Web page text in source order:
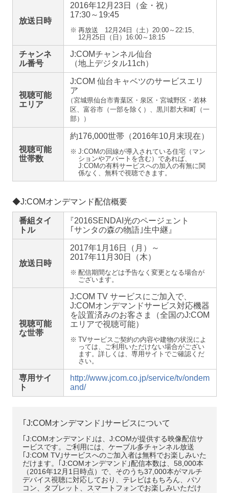
放送日時
2016年12月23日（金・祝）
17:30～19:45
※ 再放送 12月24日（土）20:00～22:15、
12月25日（日）16:00～18:15
チャンネ
ル番号
J:COMチャンネル仙台
（地上デジタル11ch）
視聴可能
エリア
J:COM 仙台キャベツのサービスエリ
ア
（宮城県仙台市青葉区・泉区・宮城野区・若林
区、富谷市（一部を除く）、黒川郡大和町（一
部））
視聴可能
世帯数
約176,000世帯 （2016年10月末現在）
※ J:COMの回線が導入されている住宅（マン
ションやアパートを含む）であれば、
J:COMの有料サービスへの加入の有無に関
係なく、無料で視聴できます。
◆J:COMオンデマンド配信概要
番組タイ
トル
『2016SENDAI光のページェント
｢サンタの森の物語｣生中継』
放送日時
2017年1月16日（月）～
2017年11月30日（木）
※ 配信期間などは予告なく変更となる場合が
ございます。
視聴可能
な世帯
J:COM TV サービスにご加入で、
J:COMオンデマンドサービス対応機器
を設置済みのお客さま（全国のJ:COM
エリアで視聴可能）
※ TVサービスご契約の内容や建物の状況によ
っては、ご利用いただけない場合がござい
ます。詳しくは、専用サイトでご確認くだ
さい。
専用サイ
ト
http://www.jcom.co.jp/service/tv/ondem
and/
｢J:COMオンデマンド｣サービスについて
｢J:COMオンデマンド｣は、J:COMが提供する映像配信サ
ービスです。ご利用には、ケーブル多チャンネル放送
｢J:COM TV｣サービスへのご加入者は無料でお楽しみいた
だけます。｢J:COMオンデマンド｣配信本数は、58,000本
（2016年12月1日時点）で、そのうち37,000本がマルチ
デバイス視聴に対応しており、テレビはもちろん、パソ
コン、タブレット、スマートフォンでお楽しみいただけ